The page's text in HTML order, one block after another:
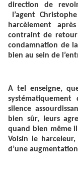
direction de
l’agent
harcèlement
contraint de
condamnation de
bien au sein de
A tel enseigne,
silence
bien sûr, leurs
quand bien même
Voisin le
d’une